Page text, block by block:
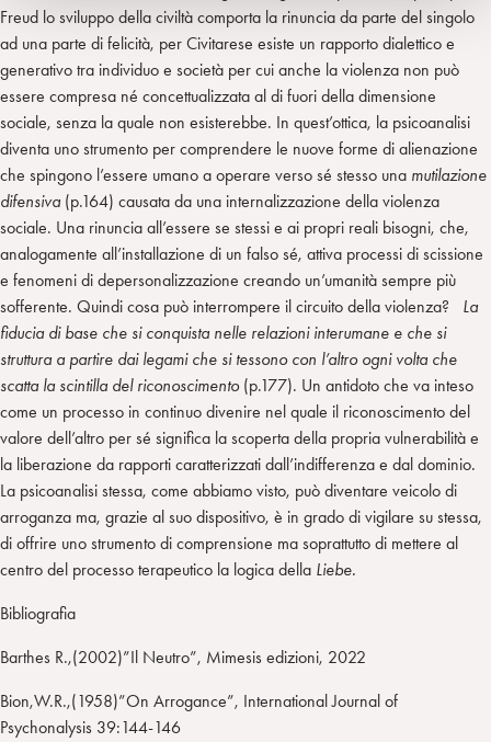
Freud lo sviluppo della civiltà comporta la rinuncia da parte del singolo
ad una parte di felicità, per Civitarese esiste un rapporto dialettico e
generativo tra individuo e società per cui anche la violenza non può
essere compresa né concettualizzata al di fuori della dimensione
sociale, senza la quale non esisterebbe. In quest’ottica, la psicoanalisi
diventa uno strumento per comprendere le nuove forme di alienazione
che spingono l’essere umano a operare verso sé stesso una mutilazione
difensiva (p.164) causata da una internalizzazione della violenza
sociale. Una rinuncia all’essere se stessi e ai propri reali bisogni, che,
analogamente all’installazione di un falso sé, attiva processi di scissione
e fenomeni di depersonalizzazione creando un’umanità sempre più
sofferente. Quindi cosa può interrompere il circuito della violenza?
La
fiducia di base che si conquista nelle relazioni interumane e che si
struttura a partire dai legami che si tessono con l’altro ogni volta che
scatta la scintilla del riconoscimento (p.177). Un antidoto che va inteso
come un processo in continuo divenire nel quale il riconoscimento del
valore dell’altro per sé significa la scoperta della propria vulnerabilità e
la liberazione da rapporti caratterizzati dall’indifferenza e dal dominio.
La psicoanalisi stessa, come abbiamo visto, può diventare veicolo di
arroganza ma, grazie al suo dispositivo, è in grado di vigilare su stessa,
di offrire uno strumento di comprensione ma soprattutto di mettere al
centro del processo terapeutico la logica della Liebe.
Bibliografia
Barthes R.,(2002)”Il Neutro”, Mimesis edizioni, 2022
Bion,W.R.,(1958)”On Arrogance”, International Journal of
Psychonalysis 39:144-146